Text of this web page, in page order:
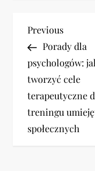
N
a
w
i
Previous
Post
Previous
Porady dla
psychologów:
tworzyć cele
terapeutyczne
treningu
społecznych